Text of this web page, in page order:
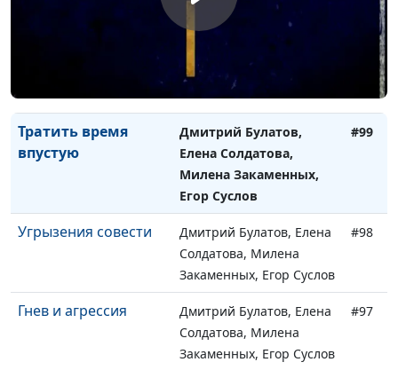
Дмитрий Булатов,
Наталья Булатова,
Милена Закаменных,
Егор Суслов
#100
Тратить время
впустую
Дмитрий Булатов,
Елена Солдатова,
Милена Закаменных,
Егор Суслов
#99
Угрызения совести
Дмитрий Булатов, Елена
Солдатова, Милена
Закаменных, Егор Суслов
#98
Гнев и агрессия
Дмитрий Булатов, Елена
Солдатова, Милена
Закаменных, Егор Суслов
#97